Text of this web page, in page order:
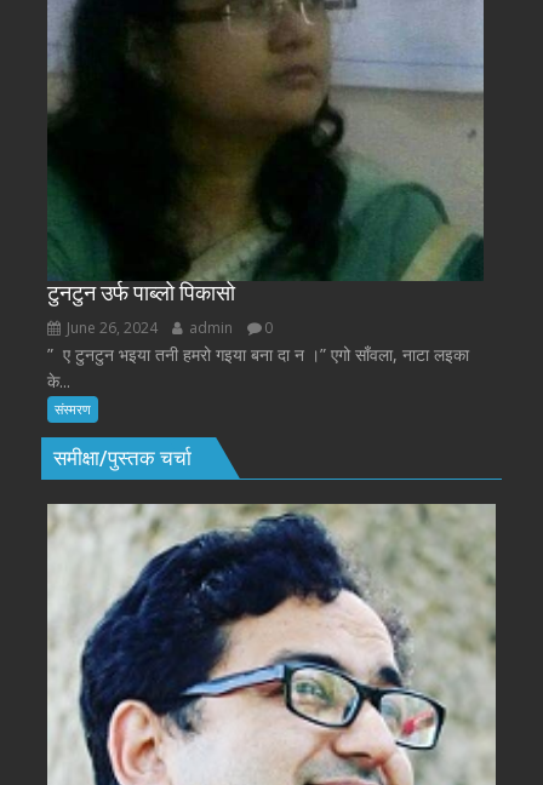
टुनटुन उर्फ पाब्लो पिकासो
June 26, 2024 admin 0
” ए टुनटुन भइया तनी हमरो गइया बना दा न ।” एगो साँवला, नाटा लइका
के...
संस्मरण
समीक्षा/पुस्तक चर्चा